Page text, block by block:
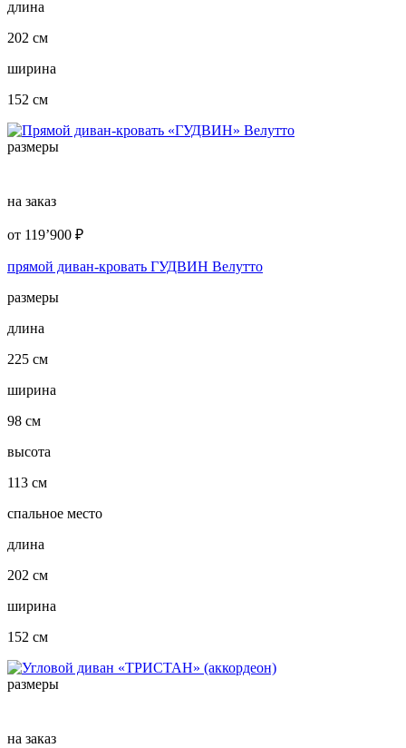
длина
202 см
ширина
152 см
размеры
на заказ
от 119’900 ₽
прямой диван-кровать ГУДВИН Велутто
размеры
длина
225 см
ширина
98 см
высота
113 см
спальное место
длина
202 см
ширина
152 см
размеры
на заказ